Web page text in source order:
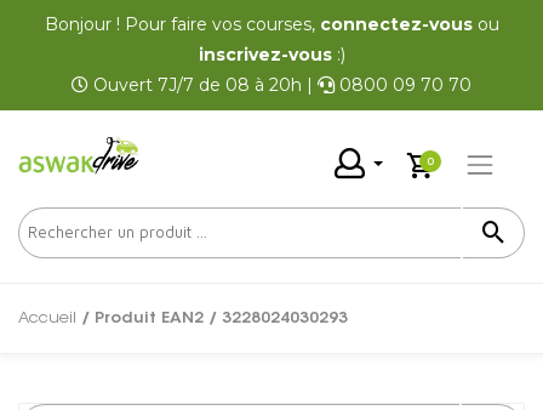
Bonjour ! Pour faire vos courses, connectez-vousou
inscrivez-vous:)
Ouvert 7J/7 de 08 à 20h |
0800 09 70 70
0
Accueil / Produit EAN2 / 3228024030293